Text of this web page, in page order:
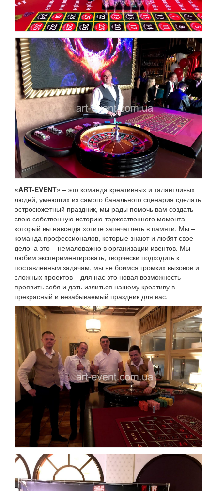
«ART-EVENT» – это команда креативных и талантливых
людей, умеющих из самого банального сценария сделать
остросюжетный праздник, мы рады помочь вам создать
свою собственную историю торжественного момента,
который вы навсегда хотите запечатлеть в памяти. Мы –
команда профессионалов, которые знают и любят свое
дело, а это – немаловажно в организации ивентов. Мы
любим экспериментировать, творчески подходить к
поставленным задачам, мы не боимся громких вызовов и
сложных проектов – для нас это новая возможность
проявить себя и дать излиться нашему креативу в
прекрасный и незабываемый праздник для вас.